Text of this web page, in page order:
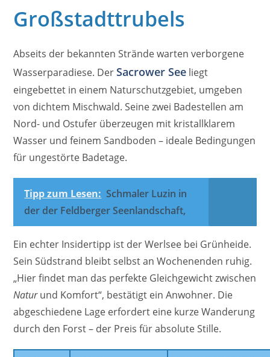
Großstadttrubels
Abseits der bekannten Strände warten verborgene
Wasserparadiese. DerSacrower See liegt
eingebettet in einem Naturschutzgebiet, umgeben
von dichtem Mischwald. Seine zwei Badestellen am
Nord- und Ostufer überzeugen mit kristallklarem
Wasser und feinem Sandboden – ideale Bedingungen
für ungestörte Badetage.
Tipp zum Lesen: Schmaler Luzin in
der der Feldberger Seenlandschaft,
Ein echter Insidertipp ist der Werlsee bei Grünheide.
Sein Südstrand bleibt selbst an Wochenenden ruhig.
„Hier findet man das perfekte Gleichgewicht zwischen
Naturund Komfort“, bestätigt ein Anwohner. Die
abgeschiedene Lage erfordert eine kurze Wanderung
durch den Forst – der Preis für absolute Stille.